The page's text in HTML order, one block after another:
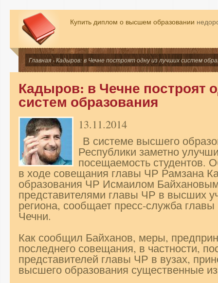
Купить диплом о высшем образовании
Главная› Кадыров: в Чечне построят одну из лучших систем
Кадыров: в Чечне построят
систем образования
13.11.2014
В системе высшего
Республики заметно
посещаемость студентов.
в ходе совещания главы ЧР Рамзана
образования ЧР Исмаилом
представителями главы ЧР в высших
региона, сообщает пресс-служба главы
Чечни.
Как сообщил Байханов, меры,
последнего совещания, в частности,
представителей главы ЧР в вузах,
высшего образования существенные